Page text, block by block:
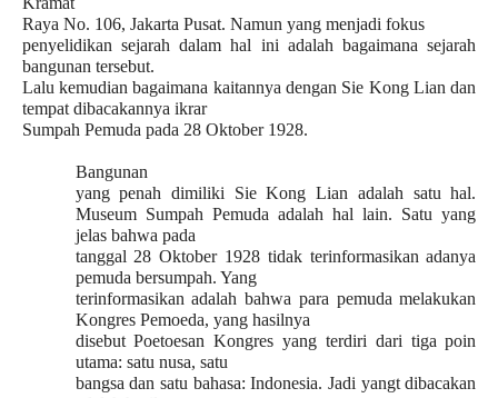
Raya No. 106, Jakarta Pusat. Namun yang menjadi fokus
penyelidikan sejarah dalam hal ini adalah bagaimana sejarah
bangunan tersebut.
Lalu kemudian bagaimana kaitannya dengan Sie Kong Lian dan
tempat dibacakannya ikrar
Sumpah Pemuda pada 28 Oktober 1928.
Bangunan
yang penah dimiliki Sie Kong Lian adalah satu hal.
Museum Sumpah Pemuda adalah hal lain. Satu yang
jelas bahwa pada
tanggal 28 Oktober 1928 tidak terinformasikan adanya
pemuda bersumpah. Yang
terinformasikan adalah bahwa para pemuda melakukan
Kongres Pemoeda, yang hasilnya
disebut Poetoesan Kongres yang terdiri dari tiga poin
utama: satu nusa, satu
bangsa dan satu bahasa: Indonesia. Jadi yangt dibacakan